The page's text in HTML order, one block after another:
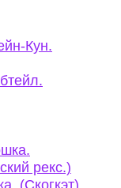
Кун.
рекс.)
(Скогкэт)